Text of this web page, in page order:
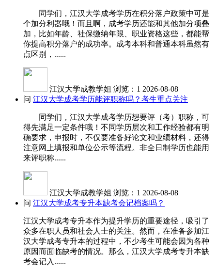
同学们，江汉大学成考学历在积分落户政策中可是
个加分利器哦！而且啊，成考学历还能和其他加分项叠
加，比如年龄、社保缴纳年限、职业资格这些，都能帮
你提高积分落户的成功率。成考本科和普通本科虽然有
点区别，......
江汉大学成教学姐 浏览：1 2026-08-08
问 江汉大学成考学历能评职称吗？考生重点关注
同学们，江汉大学成考学历想要评（考）职称，可
得先满足一定条件哦！不同学历层次和工作经验都有明
确要求，申报时，不仅要准备好论文和业绩材料，还得
注意网上填报和单位公示等流程。非全日制学历也能用
来评职称......
江汉大学成教学姐 浏览：1 2026-08-08
问 江汉大学成考专升本缺考会记档案吗？
江汉大学成考专升本作为提升学历的重要途径，吸引了
众多在职人员和社会人士的关注。然而，在准备参加江
汉大学成考专升本的过程中，不少考生可能会因为各种
原因而面临缺考的情况。那么，江汉大学成考专升本缺
考会记入......